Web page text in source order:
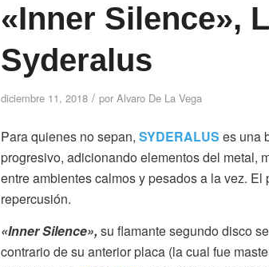
«Inner Silence»,
Syderalus
diciembre 11, 2018 / por Alvaro De La Vega
Para quienes no sepan, SYDERALUS es una
progresivo, adicionando elementos del metal,
entre ambientes calmos y pesados a la vez.
repercusión.
«Inner Silence», su flamante segundo disco
contrario de su anterior placa (la cual fue